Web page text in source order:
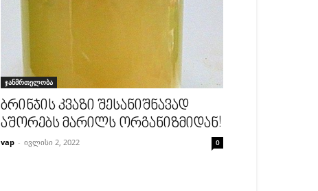
ჯანმრთელობა
ბრინჯის კვაზი შესანიშნავად
აშორებს მარილს ორგანიზმიდან!
vap - ივლისი 2, 2022 0